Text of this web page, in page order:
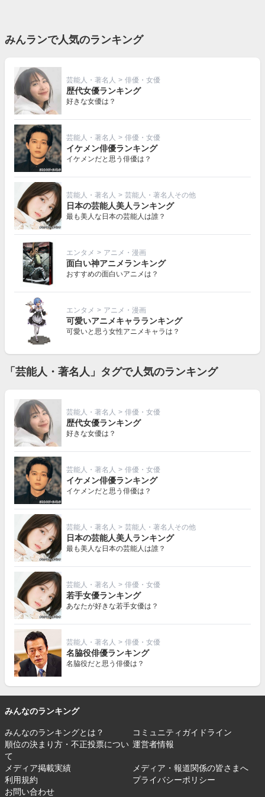
みんランで人気のランキング
芸能人・著名人 > 俳優・女優
歴代女優ランキング
好きな女優は？
芸能人・著名人 > 俳優・女優
イケメン俳優ランキング
イケメンだと思う俳優は？
芸能人・著名人 > 芸能人・著名人その他
日本の芸能人美人ランキング
最も美人な日本の芸能人は誰？
エンタメ > アニメ・漫画
面白い神アニメランキング
おすすめの面白いアニメは？
エンタメ > アニメ・漫画
可愛いアニメキャラランキング
可愛いと思う女性アニメキャラは？
「芸能人・著名人」タグで人気のランキング
芸能人・著名人 > 俳優・女優
歴代女優ランキング
好きな女優は？
芸能人・著名人 > 俳優・女優
イケメン俳優ランキング
イケメンだと思う俳優は？
芸能人・著名人 > 芸能人・著名人その他
日本の芸能人美人ランキング
最も美人な日本の芸能人は誰？
芸能人・著名人 > 俳優・女優
若手女優ランキング
あなたが好きな若手女優は？
芸能人・著名人 > 俳優・女優
名脇役俳優ランキング
名脇役だと思う俳優は？
みんなのランキング
みんなのランキングとは？
コミュニティガイドライン
順位の決まり方・不正投票につい
て
運営者情報
メディア掲載実績
メディア・報道関係の皆さまへ
利用規約
プライバシーポリシー
お問い合わせ